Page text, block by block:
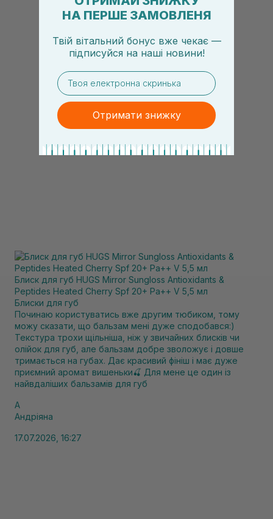
Блиск для губ HUGS Mirror Sungloss Antioxidants &
Peptides Heated Cherry Spf 20+ Pa++ V 5,5 мл
Блиски для губ
Починаю користуватись вже другим тюбиком, тому
можу сказати, що бальзам мені дуже сподобався:)
Текстура трохи щільніша, ніж у звичайних блисків чи
олійок для губ, але бальзам добре зволожує і довше
тримається на губах. Дає красивий фініш і має дуже
приємний аромат вишеньки🍒 Для мене це один із
найвдаліших бальзамів для губ
А
Андріяна
17.07.2026, 16:27
НА ПЕРШЕ ЗАМОВЛЕНЯ
Твій вітальний бонус вже чекає —
підписуйся на наші новини!
email
Отримати знижку